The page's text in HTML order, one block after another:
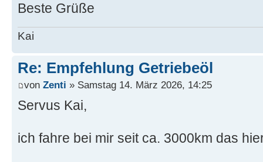
Beste Grüße
Kai
Re: Empfehlung Getriebeöl
von Zenti » Samstag 14. März 2026, 14:25
Servus Kai,
ich fahre bei mir seit ca. 3000km das